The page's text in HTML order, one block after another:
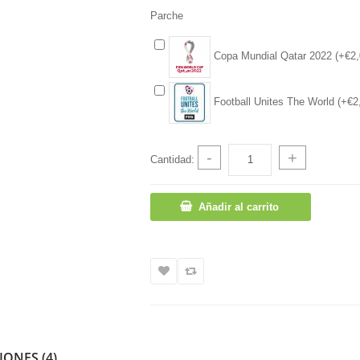
Parche
Copa Mundial Qatar 2022
Football Unites The World
Cantidad: - +
Añadir al carrito